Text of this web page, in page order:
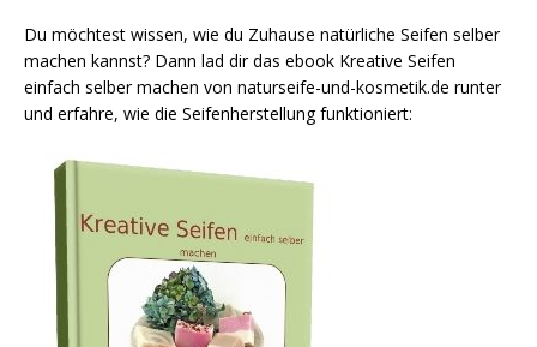
Du möchtest wissen, wie du Zuhause natürliche Seifen selber
machen kannst? Dann lad dir das ebook Kreative Seifen
einfach selber machen von naturseife-und-kosmetik.de runter
und erfahre, wie die Seifenherstellung funktioniert: